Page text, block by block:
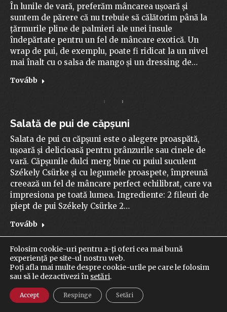
În lunile de vară, preferăm mâncarea ușoară și
suntem de părere că nu trebuie să călătorim până la
țărmurile pline de palmieri ale unei insule
îndepărtate pentru un fel de mâncare exotică. Un
wrap de pui, de exemplu, poate fi ridicat la un nivel
mai înalt cu o salsa de mango și un dressing de…
Tovább
Salată de pui de căpșuni
Salata de pui cu căpșuni este o alegere proaspătă,
ușoară și delicioasă pentru prânzurile sau cinele de
vară. Căpșunile dulci merg bine cu puiul suculent
Székely Csürke și cu legumele proaspete, împreună
creează un fel de mâncare perfect echilibrat, care va
impresiona pe toată lumea. Ingrediente: 2 fileuri de
piept de pui Székely Csürke 2…
Tovább
Folosim cookie-uri pentru a-ți oferi cea mai bună
experiență pe site-ul nostru web.
Poți afla mai multe despre cookie-urile pe care le folosim
sau să le dezactivezi în setări.
Accept Respinge Setări